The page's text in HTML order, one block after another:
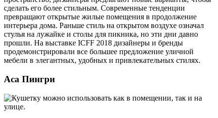
сделать его более стильным. Современные тенденции
превращают открытые жилые помещения в продолжение
интерьера дома. Раньше стиль на открытом воздухе означал
стулья на лужайке и столы для пикника, но эти дни давно
прошли. На выставке ICFF 2018 дизайнеры и бренды
продемонстрировали все большее предложение уличной
мебели в элегантных, удобных и привлекательных стилях.
Аса Пингри